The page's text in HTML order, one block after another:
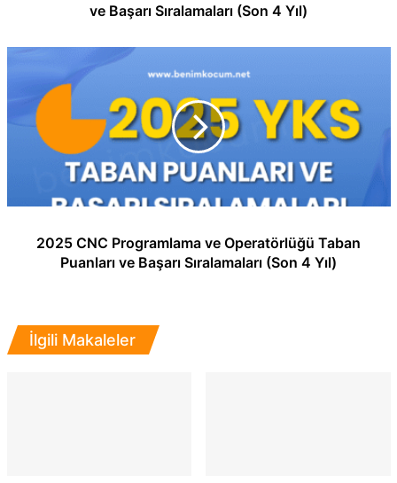
ve Başarı Sıralamaları (Son 4 Yıl)
2025 CNC Programlama ve Operatörlüğü Taban
Puanları ve Başarı Sıralamaları (Son 4 Yıl)
İlgili Makaleler